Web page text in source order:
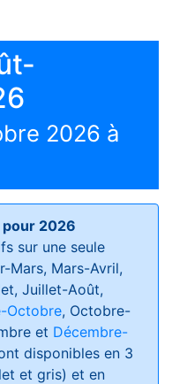
2026 à
2026
sur une seule
Mars, Mars-Avril,
Juillet-Août,
Octobre, Octobre-
et Décembre-
disponibles en 3
et gris) et en